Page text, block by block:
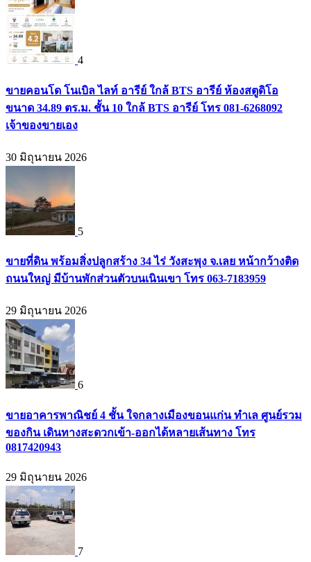
4
ขายคอนโด โนเบิล ไลท์ อารีย์ ใกล้ BTS อารีย์ ห้องสตูดิโอ
ขนาด 34.89 ตร.ม. ชั้น 10 ใกล้ BTS อารีย์ โทร 081-6268092
เจ้าของขายเอง
30 มิถุนายน 2026
5
ขายที่ดิน พร้อมสิ่งปลูกสร้าง 34 ไร่ วังสะพุง จ.เลย หน้ากว้างติด
ถนนใหญ่ มีบ้านพักส่วนตัวบนเนินเขา โทร 063-7183959
29 มิถุนายน 2026
6
ขายอาคารพาณิชย์ 4 ชั้น ใจกลางเมืองขอนแก่น ทำเล ศูนย์รวม
ของกิน เดินทางสะดวกเข้า-ออกได้หลายเส้นทาง โทร
0817420943
29 มิถุนายน 2026
7